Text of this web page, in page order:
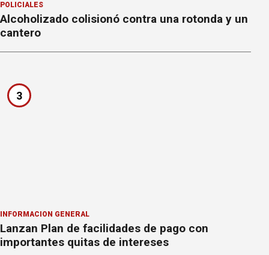
POLICIALES
Alcoholizado colisionó contra una rotonda y un
cantero
3
INFORMACION GENERAL
Lanzan Plan de facilidades de pago con
importantes quitas de intereses